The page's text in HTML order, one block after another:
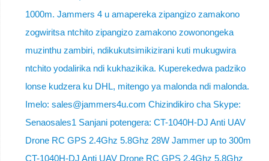
1000m. Jammers 4 u amapereka zipangizo zamakono
zogwiritsa ntchito zipangizo zamakono zowonongeka
muzinthu zambiri, ndikukutsimikizirani kuti mukugwira
ntchito yodalirika ndi kukhazikika. Kuperekedwa padziko
lonse kudzera ku DHL, mitengo ya malonda ndi malonda.
Imelo: sales@jammers4u.com Chizindikiro cha Skype:
Senaosales1 Sanjani potengera: CT-1040H-DJ Anti UAV
Drone RC GPS 2.4Ghz 5.8Ghz 28W Jammer up to 300m
CT-1040H-DJ Anti UAV Drone RC GPS 2.4Ghz 5.8Ghz